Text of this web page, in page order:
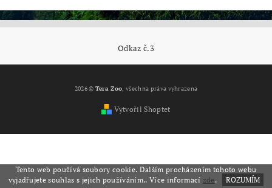
Odkaz č.3
2026 © Tera Zoo, všechna práva vyhrazena
Vytvořil Shoptet
Tento web používá soubory cookie. Dalším procházením tohoto webu
vyjadřujete souhlas s jejich používáním.. Více informací zde . ROZUMÍM